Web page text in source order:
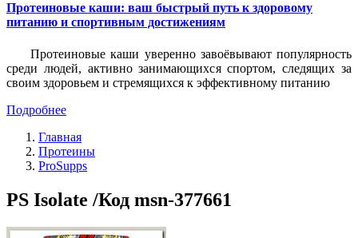
Протеиновые каши: ваш быстрый путь к здоровому
питанию и спортивным достижениям
Протеиновые каши уверенно завоёвывают популярность
среди людей, активно занимающихся спортом, следящих за
своим здоровьем и стремящихся к эффективному питанию
Подробнее
Главная
Протеины
ProSupps
PS Isolate /Код msn-377661